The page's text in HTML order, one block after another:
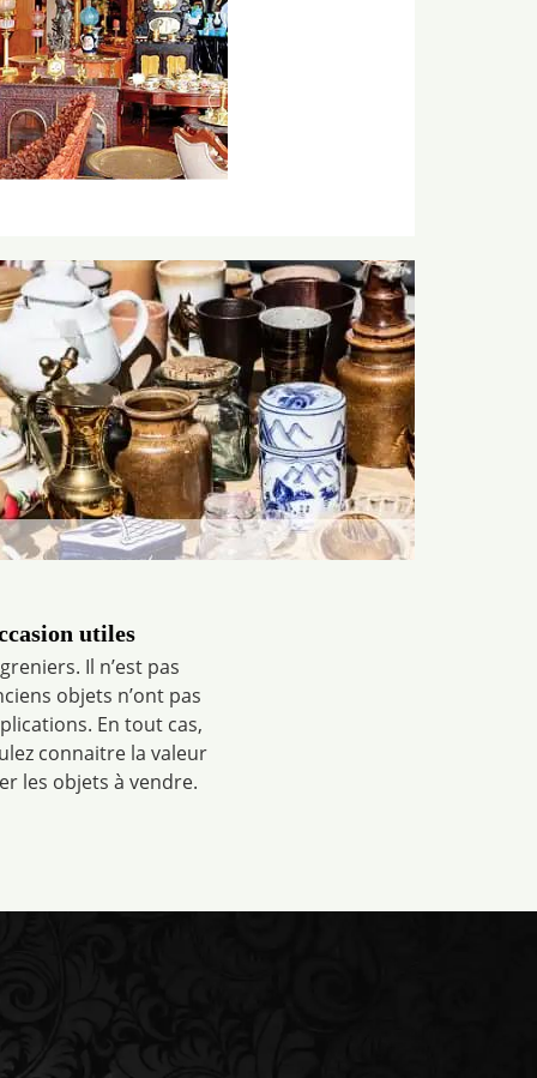
utiles
Il n’est pas
objets n’ont pas
En tout cas,
connaitre la valeur
les objets à vendre.